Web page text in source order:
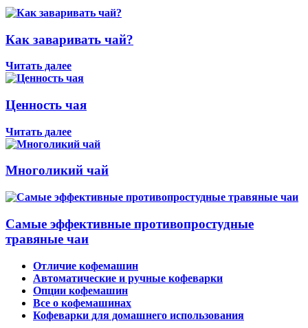
Как заваривать чай?
Читать далее
Ценность чая
Читать далее
Многоликий чай
Самые эффективные противопростудные
травяные чаи
Отличие кофемашин
Автоматические и ручные кофеварки
Опции кофемашин
Все о кофемашинах
Кофеварки для домашнего использования